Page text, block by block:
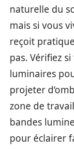
naturelle du
mais si vous
reçoit
pas. Vérifiez
luminaires
projeter
zone de
bandes
pour éclairer